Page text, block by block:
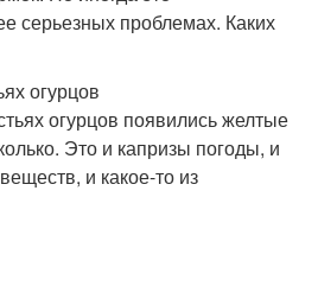
серьезных проблемах. Каких
огурцов
огурцов появились желтые
Это и капризы погоды, и
и какое-то из